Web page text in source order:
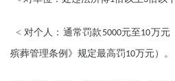
< 对个人：通常罚款 5000元至 10万元
殡葬管理条例》规定最高罚10万元）。